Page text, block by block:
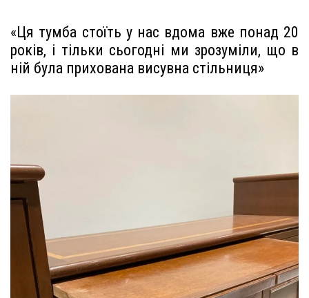
«Ця тумба стоїть у нас вдома вже понад 20
років, і тільки сьогодні ми зрозуміли, що в
ній була прихована висувна стільниця»